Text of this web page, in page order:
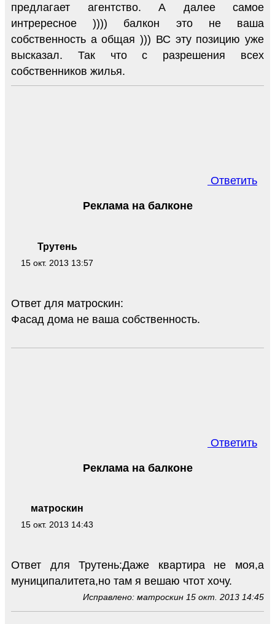
предлагает агентство. А далее самое
интрересное )))) балкон это не ваша
собственность а общая ))) ВС эту позицию уже
высказал. Так что с разрешения всех
собственников жилья.
Ответить
Трутень
15 окт. 2013 13:57
Реклама на балконе
Ответ для матроскин:
Фасад дома не ваша собственность.
Ответить
матроскин
15 окт. 2013 14:43
Реклама на балконе
Ответ для Трутень:Даже квартира не моя,а
муниципалитета,но там я вешаю чтот хочу.
Исправлено: матроскин 15 окт. 2013 14:45